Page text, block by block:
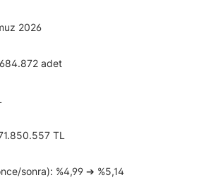
2026
adet
TL
sonra): %4,99 ➔ %5,14